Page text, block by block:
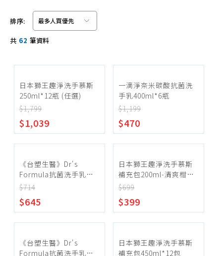
Iphone 17
斯
身體保養
香皂、手工皂
沐浴乳
洗手乳、洗手慕斯
潤膚乳液
手足保養
私密保養
體香膏、止汗劑
香水、香氛
信用卡/Line Pay/ATM
分期0利率
超商付款
排序:
共 62 筆資料
日本獅王趣淨洗手慕斯
250ml*12瓶 (任選)
$1,799
$1,039
一滴淨奈米碳酸抗菌洗
手乳400ml*6瓶
$1,199
$470
《台塑生醫》Dr's
Formula抗菌洗手乳
500g(6瓶)
$714
$645
日本獅王趣淨洗手慕斯
補充包200ml-清爽柑橘
*5包
$699
$399
《台塑生醫》Dr's
Formula抗菌洗手乳
日本獅王趣淨洗手慕斯
補充包450ml*12包